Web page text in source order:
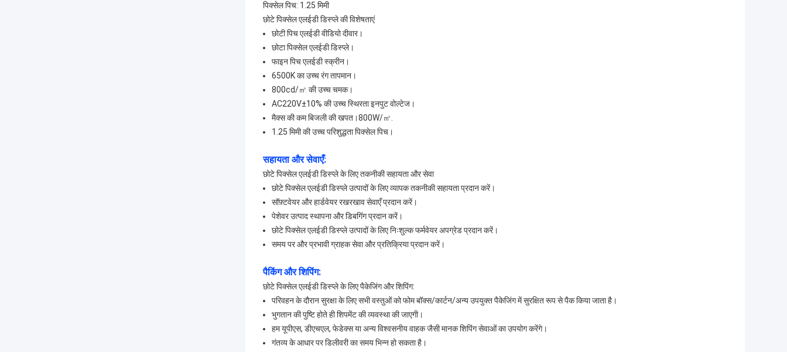
पिक्सेल पिच: 1.25 मिमी
छोटे पिक्सेल एलईडी डिस्प्ले की विशेषताएं
छोटी पिच एलईडी वीडियो दीवार।
छोटा पिक्सेल एलईडी डिस्प्ले।
फाइन पिच एलईडी स्क्रीन।
6500K का उच्च रंग तापमान।
800cd/㎡ की उच्च चमक।
AC220V±10% की उच्च स्थिरता इनपुट वोल्टेज।
मैक्स की कम बिजली की खपत।800W/㎡.
1.25 मिमी की उच्च परिशुद्धता पिक्सेल पिच।
सहायता और सेवाएँ:
छोटे पिक्सेल एलईडी डिस्प्ले के लिए तकनीकी सहायता और सेवा
छोटे पिक्सेल एलईडी डिस्प्ले उत्पादों के लिए व्यापक तकनीकी सहायता प्रदान करें।
सॉफ़्टवेयर और हार्डवेयर रखरखाव सेवाएँ प्रदान करें।
पेशेवर उत्पाद स्थापना और डिबगिंग प्रदान करें।
छोटे पिक्सेल एलईडी डिस्प्ले उत्पादों के लिए निःशुल्क फर्मवेयर अपग्रेड प्रदान करें।
समय पर और प्रभावी ग्राहक सेवा और प्रतिक्रिया प्रदान करें।
पैकिंग और शिपिंग:
छोटे पिक्सेल एलईडी डिस्प्ले के लिए पैकेजिंग और शिपिंग:
परिवहन के दौरान सुरक्षा के लिए सभी वस्तुओं को फोम बॉक्स/कार्टन/अन्य उपयुक्त पैकेजिंग में सुरक्षित रूप से पैक किया जाता है।
भुगतान की पुष्टि होते ही शिपमेंट की व्यवस्था की जाएगी।
हम यूपीएस, डीएचएल, फेडेक्स या अन्य विश्वसनीय वाहक जैसी मानक शिपिंग सेवाओं का उपयोग करेंगे।
गंतव्य के आधार पर डिलीवरी का समय भिन्न हो सकता है।